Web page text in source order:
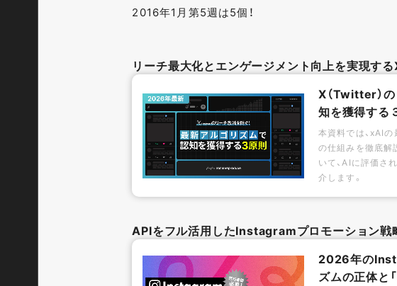
2016年1月第5週は5個！
リーチ最大化とエンゲージメント向上を実現す
X（Twitter）
知を獲得する
本資料では、xAI
の仕組みを徹底解
いて、AIに評価さ
介します。
APIをフル活用したInstagramプロモーション戦
2026年の
ズムの正体と